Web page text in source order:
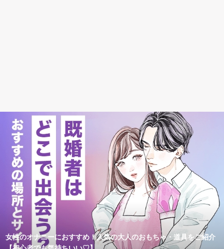
女性のオナニーにおすすめ！人気の大人のおもちゃ・道具をご紹介